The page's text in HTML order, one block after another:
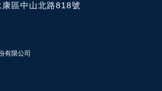
康區中山北路818號
有限公司